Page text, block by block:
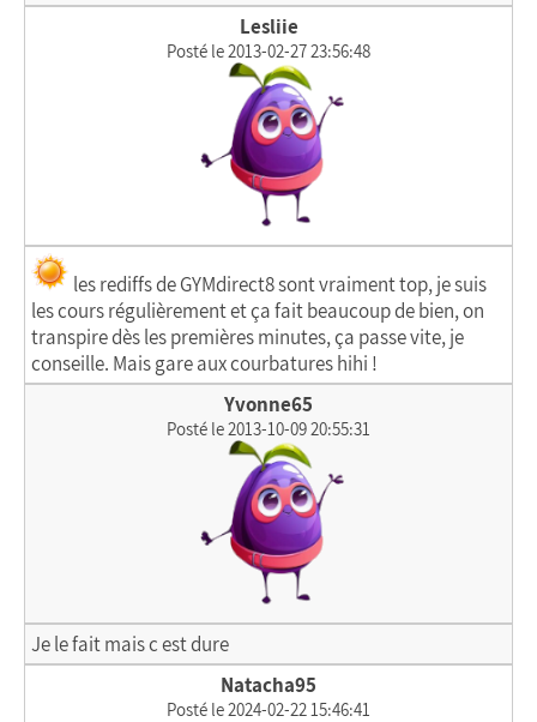
Lesliie
Posté le 2013-02-27 23:56:48
les rediffs de GYMdirect8 sont vraiment top, je suis
les cours régulièrement et ça fait beaucoup de bien, on
transpire dès les premières minutes, ça passe vite, je
conseille. Mais gare aux courbatures hihi !
Yvonne65
Posté le 2013-10-09 20:55:31
Je le fait mais c est dure
Natacha95
Posté le 2024-02-22 15:46:41